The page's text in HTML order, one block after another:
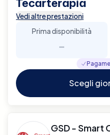
Vedi altre prestazioni
Prima disponibilità
-
Scegli
GSD - Smart